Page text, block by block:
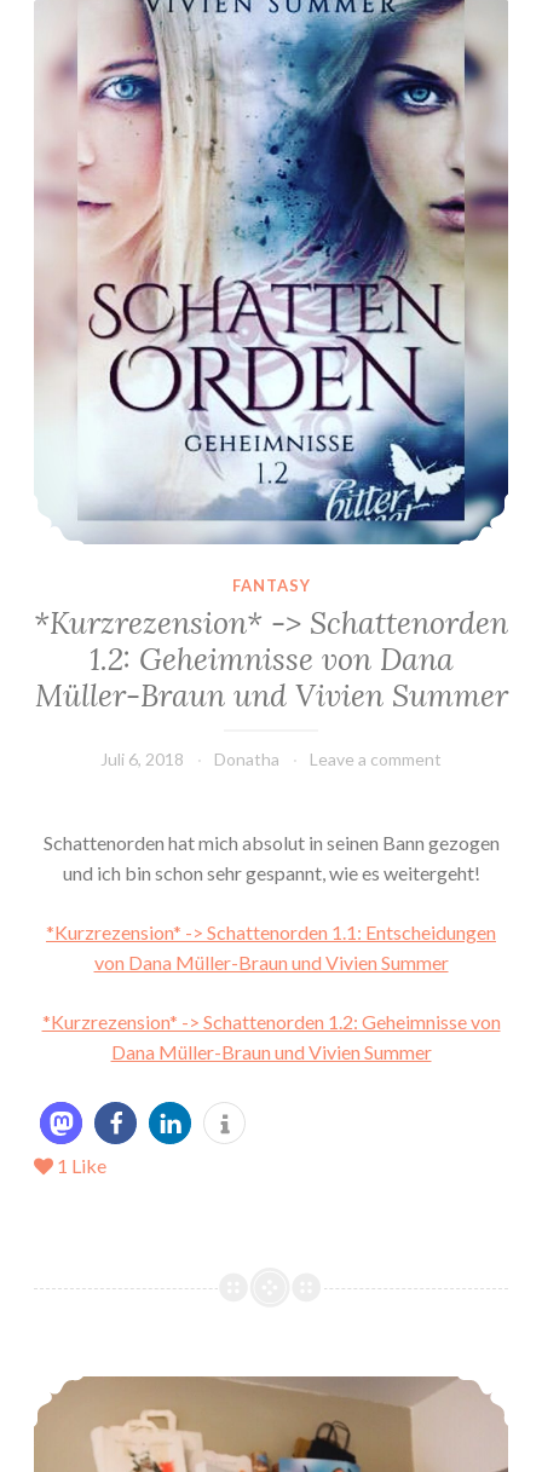
FANTASY
*Kurzrezension* -> Schattenorden
1.2: Geheimnisse von Dana
Müller-Braun und Vivien Summer
Juli 6, 2018 Donatha Leave a comment
Schattenorden hat mich absolut in seinen Bann gezogen
und ich bin schon sehr gespannt, wie es weitergeht!
*Kurzrezension* -> Schattenorden 1.1: Entscheidungen
von Dana Müller-Braun und Vivien Summer
*Kurzrezension* -> Schattenorden 1.2: Geheimnisse von
Dana Müller-Braun und Vivien Summer
1 Like
*Mein LeseJuni 2018*